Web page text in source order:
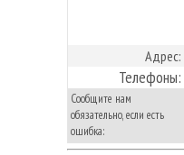
Адрес:
Телефоны:
Сообщите нам
обязательно, если есть
ошибка: